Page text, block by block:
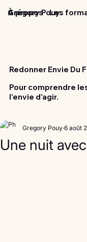
Grégory Pouy
À propos Les
Redonner Envie Du
Pour comprendre
l'envie d’agir.
Une nuit
Gregory Pouy 6 août